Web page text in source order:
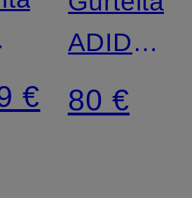
€
ADIDAS
X
STELLA
80 €